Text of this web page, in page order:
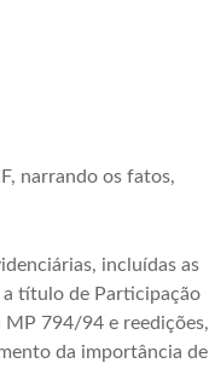
narrando os fatos,
incluídas as
a título de Participação
MP 794/94 e reedições,
da importância de